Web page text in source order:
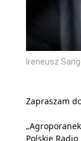
Ireneusz
Zapraszam
Polskie Radio